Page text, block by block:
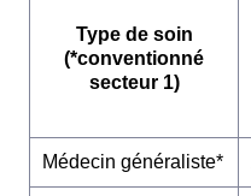
Type de soin
(*conventionné
secteur 1)
Médecin généraliste*